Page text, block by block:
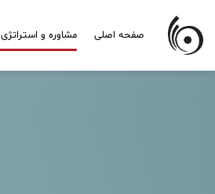
content
صفحه اصلی مشاوره و استراتژی